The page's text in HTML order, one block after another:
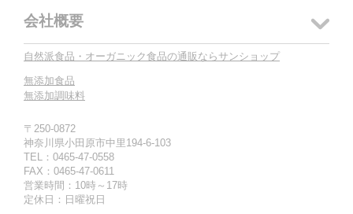
会社概要
自然派食品・オーガニック食品の通販ならサンショップ
無添加食品
無添加調味料
〒250-0872
神奈川県小田原市中里194-6-103
TEL：0465-47-0558
FAX：0465-47-0611
営業時間：10時～17時
定休日：日曜祝日